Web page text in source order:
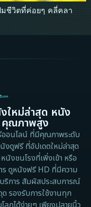
มชีวิตที่ค่อยๆ คลี่คลา
ใหม่ล่าสุด หนัง
คุณภาพสูง
อนไลน์ ที่มีคุณภาพระดับ
งดูฟรี ที่อัปเดตใหม่ล่าสุด
นังชนโรงที่เพิ่งเข้า หรือ
ร ดูหนังฟรี HD ที่มีความ
บริการ สัมผัสประสบการณ์
รองรับการใช้งานทุก